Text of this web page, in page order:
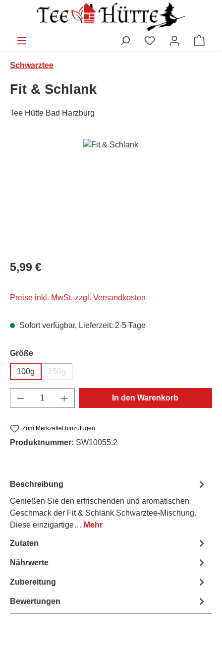
Zum Hauptinhalt springen
Schwarztee
Fit & Schlank
Tee Hütte Bad Harzburg
Bildergalerie überspringen
Regulärer Preis:
5,99 €
Preise inkl. MwSt. zzgl. Versandkosten
Sofort verfügbar, Lieferzeit: 2-5 Tage
Größeauswählen
100g 250g
(Diese Option ist zurzeit nicht verfügbar.)
Produkt Anzahl: Gib den gewünschten
In den Warenkorb
Zum Merkzettel hinzufügen
Produktnummer: SW10055.2
Beschreibung
Genießen Sie den erfrischenden und aromatischen
Geschmack der Fit & Schlank Schwarztee-Mischung.
Diese einzigartige… Mehr
Zutaten
Nährwerte
Zubereitung
Bewertungen